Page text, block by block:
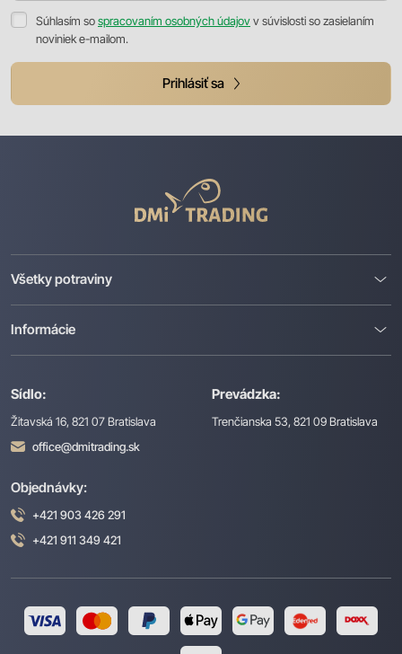
Súhlasím sospracovaním osobných údajovv súvislosti so zasielaním
noviniek e-mailom.
Prihlásiť sa
Trading
Sídlo:
Žitavská 16, 821 07 Bratislava
office@dmitrading.sk
Prevádzka:
Trenčianska 53, 821 09 Bratislava
Všetky potraviny
Informácie
Objednávky:
+421 903 426 291
+421 911 349 421